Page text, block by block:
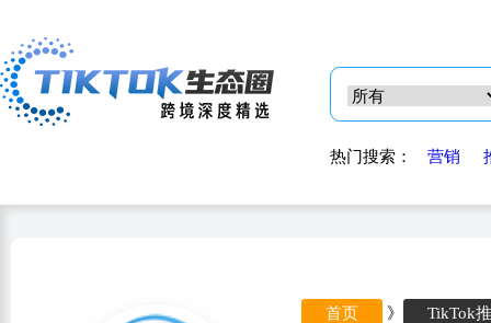
热门搜索： 营销
首页 》 TikTok